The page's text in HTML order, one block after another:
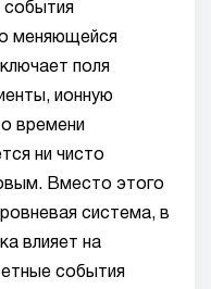
меняющейся
поля
ионную
времени
ни чисто
Вместо этого
система, в
влияет на
события